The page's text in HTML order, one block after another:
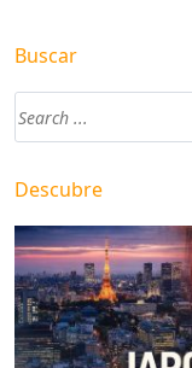
Buscar
Descubre